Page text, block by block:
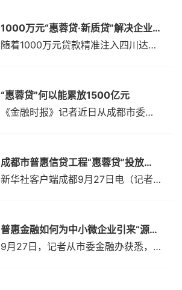
1000万元“惠蓉贷·新质贷”解决企业资金缺口，为先进制造业企业打开融资新通道
随着1000万元贷款精准注入四川达坦能源科技账户，新都区2025年新春首单“惠蓉贷·新质贷”正式落地。这个去年底由政银（政银担）携手打造的创新金融产品，已正式发挥作用，为先进制造业企业打开融资新通道。“三周前我们还在为流动资金发愁，现在贷款已经到位了。”新都区国家级高新技术企业达坦能源财务负责人高翔说，作为油气装备领域的“隐...
“惠蓉贷”何以能累放1500亿元
​《金融时报》记者近日从成都市委金融办获悉，成都市“惠蓉贷”普惠信贷累计投放贷款突破1500亿元，达1527.46亿元，已惠及成都市6.54万户中小微企业，发放无抵押贷款21.65万笔，极大地提升了中小微企业的信贷可获得性。
成都市普惠信贷工程“惠蓉贷”投放突破1500亿元
新华社客户端成都9月27日电（记者李倩薇）记者从成都市委金融办获悉，9月24日，成都市普惠信贷工程“惠蓉贷”实现普惠信贷投放超1500亿元，达到1527.46亿元，累计让成都市6.54万户中小微企业获得无抵押贷款21.65万笔。记者了解到，“惠蓉贷”支持对象为中小微企业。“惠蓉贷”精准支持单户贷款金额1000万元以下的信用贷款...
普惠金融如何为中小微企业引来“源头活水”？“惠蓉贷”有答案
9月27日，记者从市委金融办获悉，成都市“惠蓉贷”普惠信贷工程投放金额突破1500亿元，达到1527.46亿元，惠及成都市6.54万户中小微企业，发放无抵押贷款21.65万笔。一个成立不到四年的普惠信贷工程，是如何迅速发展成为西部地区规模最大、惠及企业户数最多、行业覆盖面最广的普惠型政策金融产品？数千亿金融活水流向何处，对实体经济的高质量发展带来怎样的助力？ 惠及...